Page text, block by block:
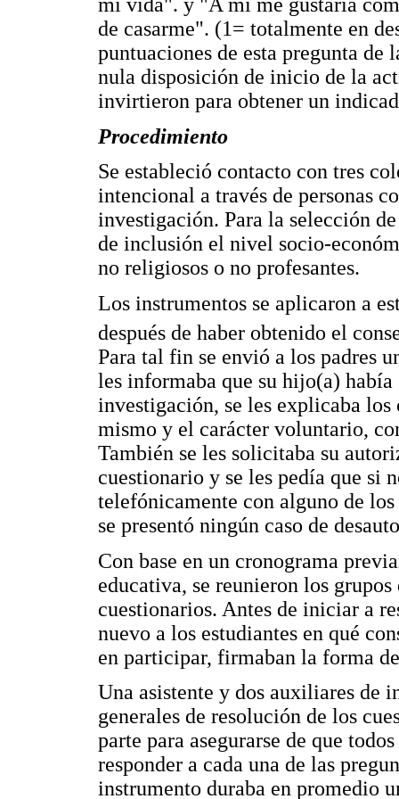
de casarme". (1= totalmente en
puntuaciones de esta pregunta de
nula disposición de inicio de la
invirtieron para obtener un
Procedimiento
Se estableció contacto con tres
intencional a través de personas
investigación. Para la selección
de inclusión el nivel socio-
no religiosos o no profesantes.
Los instrumentos se aplicaron a
después de haber obtenido el
Para tal fin se envió a los padres
les informaba que su hijo(a)
investigación, se les explicaba
mismo y el carácter voluntario,
También se les solicitaba su
cuestionario y se les pedía que si
telefónicamente con alguno de
se presentó ningún caso de
Con base en un cronograma
educativa, se reunieron los
cuestionarios. Antes de iniciar a
nuevo a los estudiantes en qué
en participar, firmaban la forma
Una asistente y dos auxiliares de
generales de resolución de los
parte para asegurarse de que
responder a cada una de las
instrumento duraba en promedio